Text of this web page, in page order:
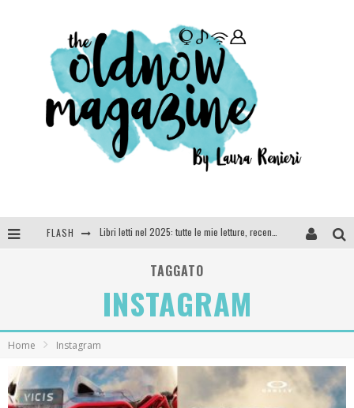
FLASH Cosa vediamo questa sera? Te lo dico io: film e serie TV visti nel 2025
SEE YOU AT 5 | Chanel
Libri letti nel 2025: tutte le mie letture, recensioni e giudizi
TAGGATO
INSTAGRAM
Home Instagram